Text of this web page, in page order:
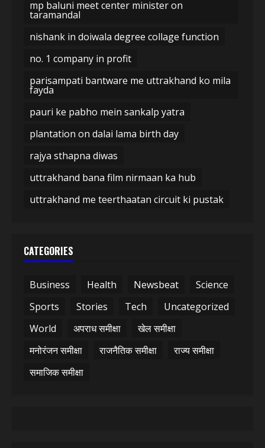
mp baluni meet center minister on
taramandal
nishank in doiwala degree collage function
no. 1 company in profit
parisampati bantware me uttrakhand ko mila
fayda
pauri ke pabho mein sankalp yatra
plantation on dalai lama birth day
rajya sthapna diwas
uttrakhand bana film nirmaan ka hub
uttrakhand me teerthaatan circuit ki pustak
CATEGORIES
Business Health Newsbeat
Science
Sports
Stories Tech
Uncategorized
World
अपराध समीक्षा
खेल समीक्षा
मनोरंजन समीक्षा
राजनैतिक समीक्षा
राज्य समीक्षा
समाजिक समीक्षा